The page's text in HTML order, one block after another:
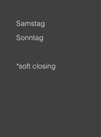
Samstag
Sonntag
*soft closing